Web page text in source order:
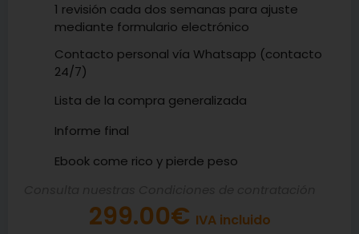
1 revisión cada dos semanas para ajuste
mediante formulario electrónico
Contacto personal vía Whatsapp (contacto
24/7)
Lista de la compra generalizada
Informe final
Ebook come rico y pierde peso
299.00€ IVA incluido